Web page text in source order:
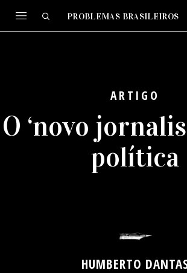
PROBLEMAS BRASILEIROS
ARTIGO
O ‘novo
política
HUMBERTO